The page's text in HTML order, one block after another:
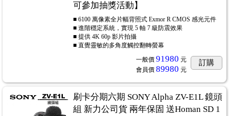
可參加抽獎活動】
■ 6100 萬像素全片幅背照式 Exmor R CMOS 感光元件
■ 進階穩定系統，實現 5 軸 7 級防震效果
■ 提供 4K 60p 影片拍攝
■ 直覺靈敏的多角度觸控翻轉螢幕
一般價 91980 元
會員價 89980 元
訂購
刷卡分期六期 SONY Alpha ZV-E1L 鏡頭
組 新力公司貨 兩年保固 送Homan SD 1